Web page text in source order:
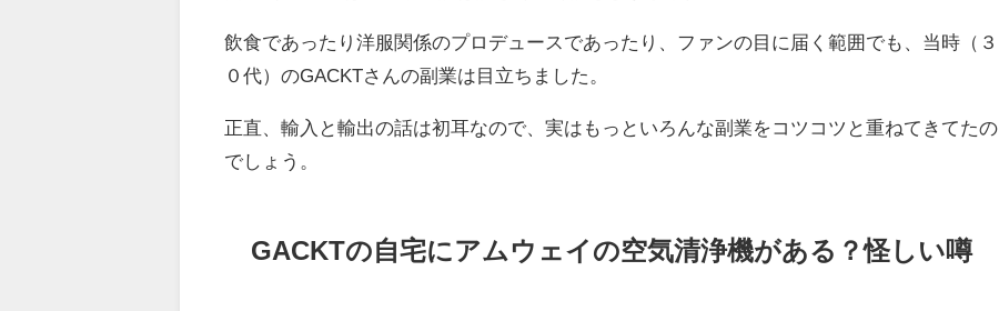
飲食であったり洋服関係のプロデュースであったり、ファンの目に届く範囲でも、当時（３
０代）のGACKTさんの副業は目立ちました。
正直、輸入と輸出の話は初耳なので、実はもっといろんな副業をコツコツと重ねてきてたの
でしょう。
GACKTの自宅にアムウェイの空気清浄機がある？怪しい噂